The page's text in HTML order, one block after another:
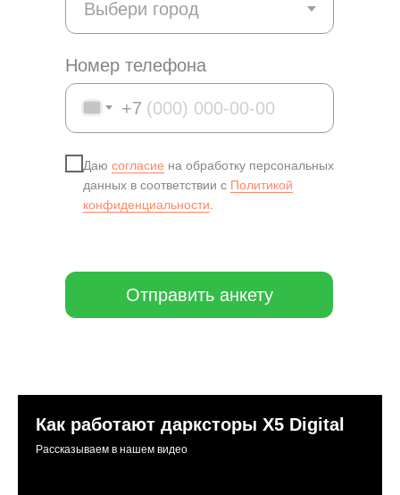
Номер телефона
+7
Даю согласие на обработку персональных
данных в соответствии с Политикой
конфиденциальности.
Отправить анкету
Как работают дарксторы Х5 Digital
Рассказываем в нашем видео